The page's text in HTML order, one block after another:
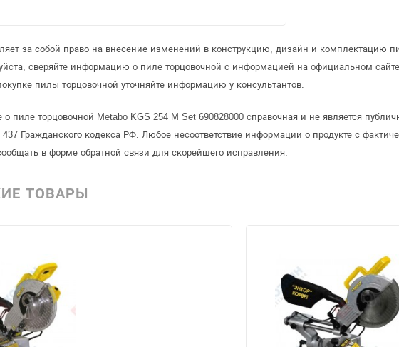
за собой право на внесение изменений в конструкцию, дизайн и комплектацию
сверяйте информацию о пиле торцовочной с информацией на официальном
пилы торцовочной уточняйте информацию у консультантов.
пиле торцовочной Metabo KGS 254 M Set 690828000 справочная и не является
Гражданского кодекса РФ. Любое несоответствие информации о продукте с
в форме обратной связи для скорейшего исправления.
ТОВАРЫ